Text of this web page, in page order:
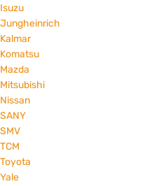
Isuzu
Jungheinrich
Kalmar
Komatsu
Mazda
Mitsubishi
Nissan
SANY
SMV
TCM
Toyota
Yale